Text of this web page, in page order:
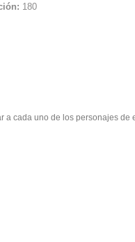
180
cada uno de los personajes de